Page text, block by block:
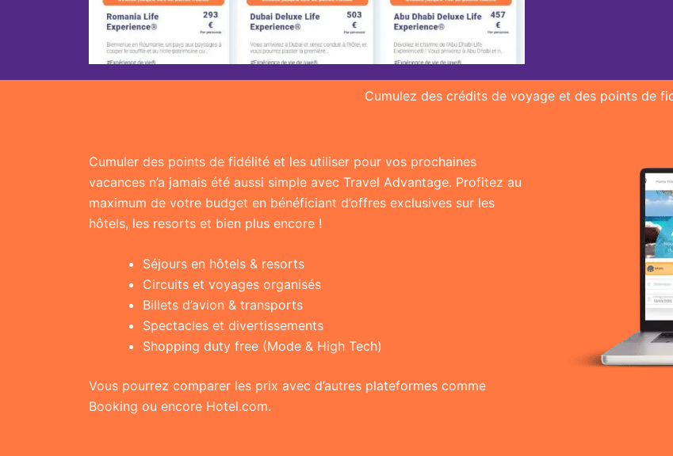
Cumulez des crédits de voyage et des points de
Cumuler des points de fidélité et les utiliser pour vos prochaines
vacances n’a jamais été aussi simple avec Travel Advantage. Profitez au
maximum de votre budget en bénéficiant d’offres exclusives sur les
hôtels, les resorts et bien plus encore !
Séjours en hôtels & resorts
Circuits et voyages organisés
Billets d’avion & transports
Spectacles et divertissements
Shopping duty free (Mode & High Tech)
Vous pourrez comparer les prix avec d’autres plateformes comme
Booking ou encore Hotel.com.